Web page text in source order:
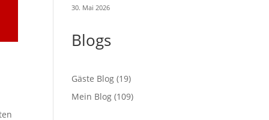
30. Mai 2026
Blogs
Gäste Blog (19)
Mein Blog (109)